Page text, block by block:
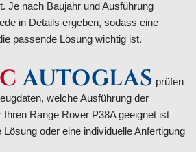
Je nach Baujahr und Ausführung
in Details ergeben, sodass eine
passende Lösung wichtig ist.
AUTOGLAS prüfen
welche Ausführung der
Range Rover P38A geeignet ist
oder eine individuelle Anfertigung